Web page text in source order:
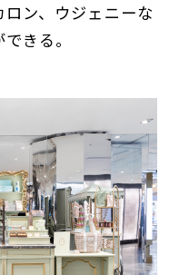
ン、ウジェニーな
きる。